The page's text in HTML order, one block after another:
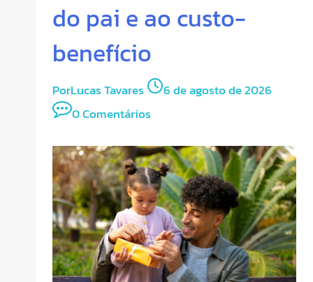
do pai e ao custo-
benefício
PorLucas Tavares
6 de agosto de 2026
0 Comentários